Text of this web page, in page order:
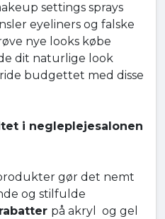
settings sprays
eyeliners og falske
nye looks købe
dit naturlige look
budgettet med disse
i negleplejesalonen
gør det nemt
og stilfulde
rabatter på akryl og gel